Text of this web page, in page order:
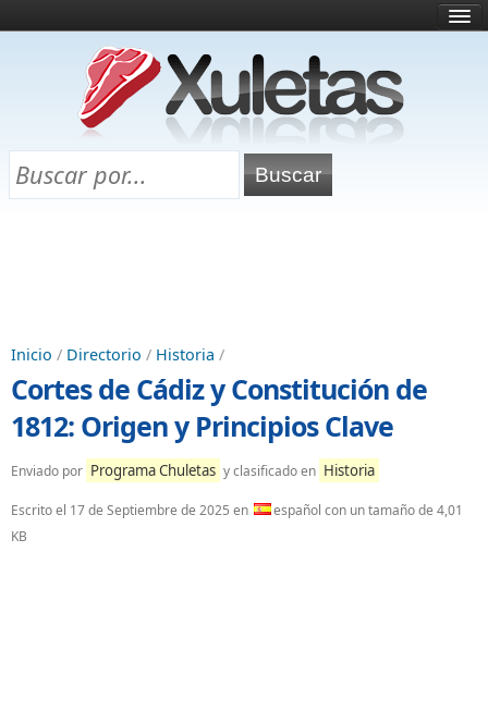
¿Qué es esto?
Directorio
Chuletas para exámenes
Inicio / Directorio / Historia /
Cortes de Cádiz y Constitución de
1812: Origen y Principios Clave
Enviado por Programa Chuletas y clasificado en Historia
Escrito el 17 de Septiembre de 2025 en
español con un tamaño de 4,01
KB